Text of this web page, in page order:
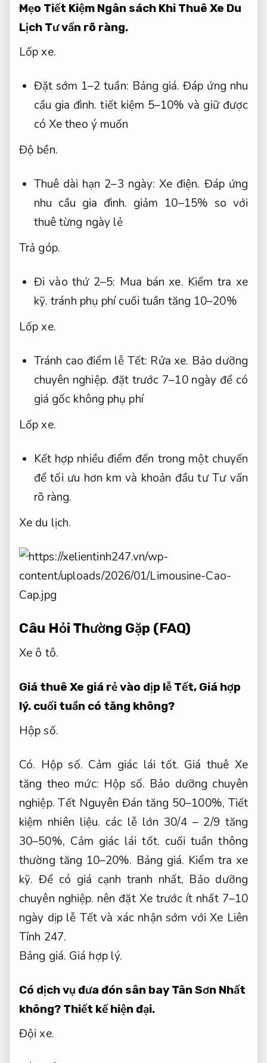
Mẹo Tiết Kiệm Ngân sách Khi Thuê Xe Du
Lịch Tư vấn rõ ràng.
Lốp xe.
Đặt sớm 1–2 tuần: Bảng giá. Đáp ứng nhu
cầu gia đình. tiết kiệm 5–10% và giữ được
có Xe theo ý muốn
Độ bền.
Thuê dài hạn 2–3 ngày: Xe điện. Đáp ứng
nhu cầu gia đình. giảm 10–15% so với
thuê từng ngày lẻ
Trả góp.
Đi vào thứ 2–5: Mua bán xe. Kiểm tra xe
kỹ. tránh phụ phí cuối tuần tăng 10–20%
Lốp xe.
Tránh cao điểm lễ Tết: Rửa xe. Bảo dưỡng
chuyên nghiệp. đặt trước 7–10 ngày để có
giá gốc không phụ phí
Lốp xe.
Kết hợp nhiều điểm đến trong một chuyến
để tối ưu hơn km và khoản đầu tưTư vấn
rõ ràng.
Xe du lịch.
Câu Hỏi Thường Gặp (FAQ)
Xe ô tô.
Giá thuê Xe giá rẻ vào dịp lễ Tết, Giá hợp
lý. cuối tuần có tăng không?
Hộp số.
Có. Hộp số. Cảm giác lái tốt. Giá thuê Xe
tăng theo mức: Hộp số. Bảo dưỡng chuyên
nghiệp. Tết Nguyên Đán tăng 50–100%, Tiết
kiệm nhiên liệu. các lễ lớn 30/4 – 2/9 tăng
30–50%, Cảm giác lái tốt. cuối tuần thông
thường tăng 10–20%. Bảng giá. Kiểm tra xe
kỹ. Để có giá cạnh tranh nhất, Bảo dưỡng
chuyên nghiệp. nên đặt Xe trước ít nhất 7–10
ngày dịp lễ Tết và xác nhận sớm với Xe Liên
Tỉnh 247.
Bảng giá. Giá hợp lý.
Có dịch vụ đưa đón sân bay Tân Sơn Nhất
không? Thiết kế hiện đại.
Đội xe.